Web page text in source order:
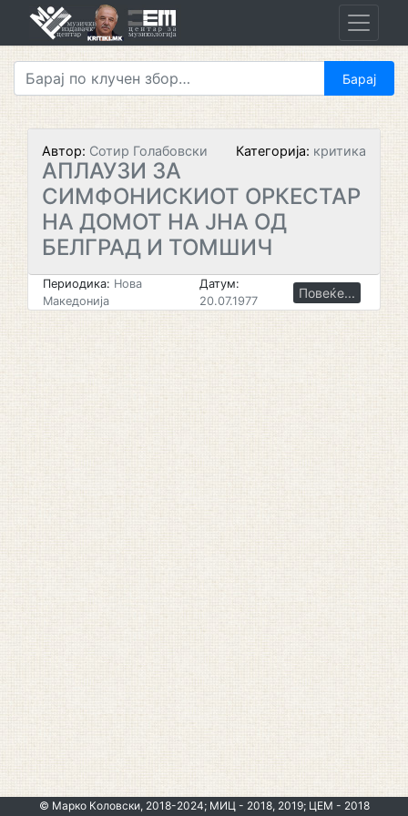
Автор: Сотир Голабовски Категорија: критика
АПЛАУЗИ ЗА
СИМФОНИСКИОТ ОРКЕСТАР
НА ДОМОТ НА ЈНА ОД
БЕЛГРАД И ТОМШИЧ
Периодика: Нова
Македонија
Датум:
20.07.1977
Повеќе...
© Марко Коловски, 2018-2024; МИЦ - 2018, 2019; ЦЕМ - 2018